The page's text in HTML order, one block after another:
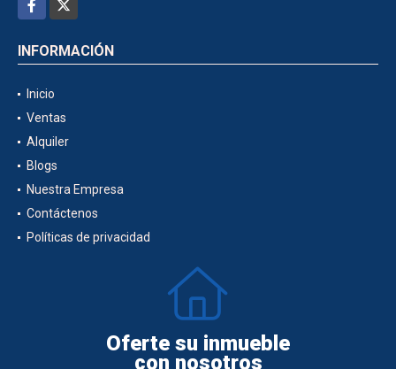
INFORMACIÓN
Inicio
Ventas
Alquiler
Blogs
Nuestra Empresa
Contáctenos
Políticas de privacidad
Oferte su inmueble
con nosotros